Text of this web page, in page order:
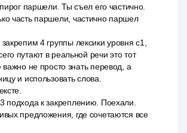
паршели. Ты съел его частично.
часть паршели, частично паршел
4 группы лексики уровня c1,
путают в реальной речи это тот
важно не просто знать перевод, а
и использовать слова.
подхода к закреплению. Поехали.
предложения, где сочетаются все